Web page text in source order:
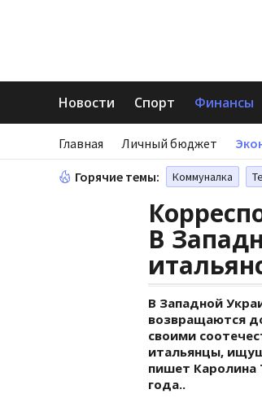
Новости Спорт Финансы
Главная Личный бюджет
Горячие темы: Коммуналка
В
В Западной
возвращаются
своими
итальянцы,
пишет
года..